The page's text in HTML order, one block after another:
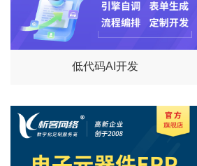
低代码AI开发